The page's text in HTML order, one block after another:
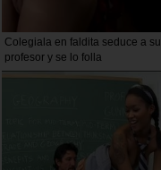
Colegiala en faldita seduce a su
profesor y se lo folla